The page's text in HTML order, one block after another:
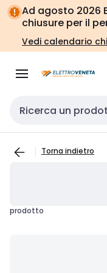
Vai alla
navigazione
Vai
alla
pagina
Ad agosto 2026
chiusure per il
Vedi calendario
Cerca input
Torna indietro
prodotto